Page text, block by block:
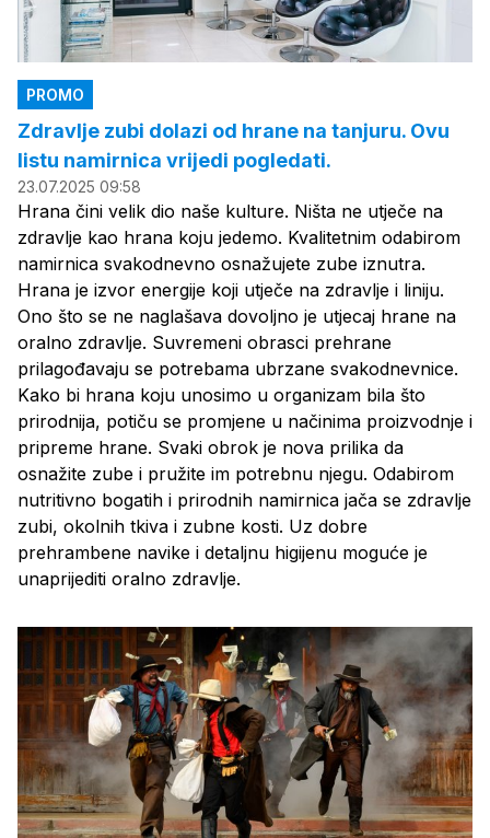
PROMO
Zdravlje zubi dolazi od hrane na tanjuru. Ovu
listu namirnica vrijedi pogledati.
23.07.2025 09:58
Hrana čini velik dio naše kulture. Ništa ne utječe na
zdravlje kao hrana koju jedemo. Kvalitetnim odabirom
namirnica svakodnevno osnažujete zube iznutra.
Hrana je izvor energije koji utječe na zdravlje i liniju.
Ono što se ne naglašava dovoljno je utjecaj hrane na
oralno zdravlje. Suvremeni obrasci prehrane
prilagođavaju se potrebama ubrzane svakodnevnice.
Kako bi hrana koju unosimo u organizam bila što
prirodnija, potiču se promjene u načinima proizvodnje i
pripreme hrane. Svaki obrok je nova prilika da
osnažite zube i pružite im potrebnu njegu. Odabirom
nutritivno bogatih i prirodnih namirnica jača se zdravlje
zubi, okolnih tkiva i zubne kosti. Uz dobre
prehrambene navike i detaljnu higijenu moguće je
unaprijediti oralno zdravlje.